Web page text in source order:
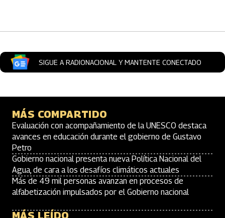
SIGUE A RADIONACIONAL Y MANTENTE CONECTADO
MÁS COMPARTIDO
Evaluación con acompañamiento de la UNESCO destaca
avances en educación durante el gobierno de Gustavo
Petro
Gobierno nacional presenta nueva Política Nacional del
Agua, de cara a los desafíos climáticos actuales
Más de 49 mil personas avanzan en procesos de
alfabetización impulsados por el Gobierno nacional
MÁS LEÍDO